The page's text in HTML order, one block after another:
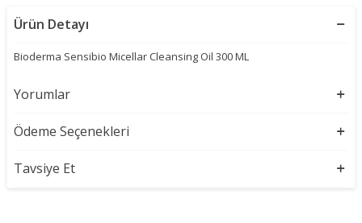
Ürün Detayı
Bioderma Sensibio Micellar Cleansing Oil 300 ML
Yorumlar
Ödeme Seçenekleri
Tavsiye Et